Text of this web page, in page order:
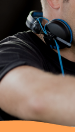
LES TONTONS
EVÉNEMENTS
PODCAST
CONTACT